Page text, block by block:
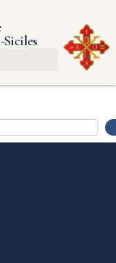
Siciles